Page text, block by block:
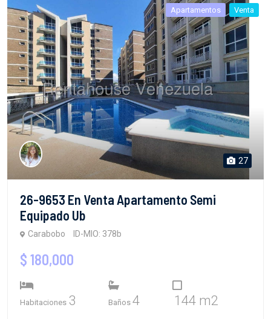
Apartamentos Venta
27
26-9653 En Venta Apartamento Semi
Equipado Ub
Carabobo ID-MIO: 378b
$ 180,000
Habitaciones 3 Baños 4 144 m2